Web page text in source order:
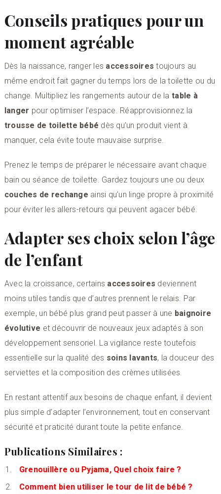
Conseils pratiques pour un
moment agréable
Dès la naissance, ranger les accessoires toujours au
même endroit fait gagner du temps lors de la toilette ou du
change. Multipliez les rangements autour de la table à
langer pour optimiser l’espace. Réapprovisionnez la
trousse de toilette bébé dès qu’un produit vient à
manquer, cela évite toute mauvaise surprise.
Prenez le temps de préparer le nécessaire avant chaque
bain ou séance de toilette. Gardez toujours une ou deux
couches de rechange ainsi qu’un linge propre à proximité
pour éviter les allers-retours qui peuvent agacer bébé.
Adapter ses choix selon l’âge
de l’enfant
Avec la croissance, certains accessoires deviennent
moins utiles tandis que d’autres prennent le relais. Par
exemple, un bébé plus grand peut passer à une baignoire
évolutive et découvrir de nouveaux jeux adaptés à son
développement sensoriel. La vigilance reste toutefois
essentielle sur la qualité des soins lavants, la douceur des
serviettes et la composition des crèmes utilisées.
En restant attentif aux besoins de chaque enfant, il devient
plus simple d’adapter l’environnement, tout en conservant
sécurité et praticité durant toute la petite enfance.
Publications Similaires :
Grenouillère ou Pyjama, Quel choix faire ?
Comment bien utiliser le tour de lit de bébé ?